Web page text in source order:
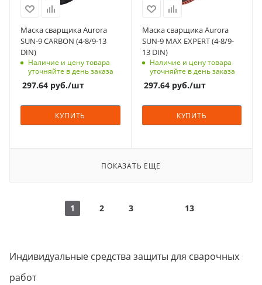
Китай
черные
Рабочая температура,
⁰C
-5 - +55
Солнечная + 1
сменная батарейка
Маска сварщика Aurora
SUN-9 CARBON (4-8/9-13
DIN)
Наличие и цену товара
уточняйте в день заказа
297.64 руб./шт
КУПИТЬ
Китай
рисунок
Рабочая температура,
⁰C
-5 - +55
Солнечная + 1
сменная батарейка
мес
Маска сварщика Aurora
SUN-9 MAX EXPERT (4-8/9-
13 DIN)
Наличие и цену товара
уточняйте в день заказа
297.64руб./шт
КУПИТЬ
ПОКАЗАТЬ ЕЩЕ
1 2 3 13
Индивидуальные средства защиты для сварочных
работ